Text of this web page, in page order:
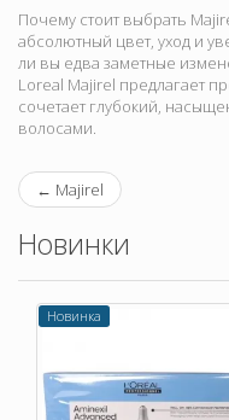
Почему стоит выбрать
абсолютный цвет, уход и
ли вы едва заметные
Loreal Majirel предлагает
сочетает глубокий,
волосами.
← Majirel
Новинки
Новинка